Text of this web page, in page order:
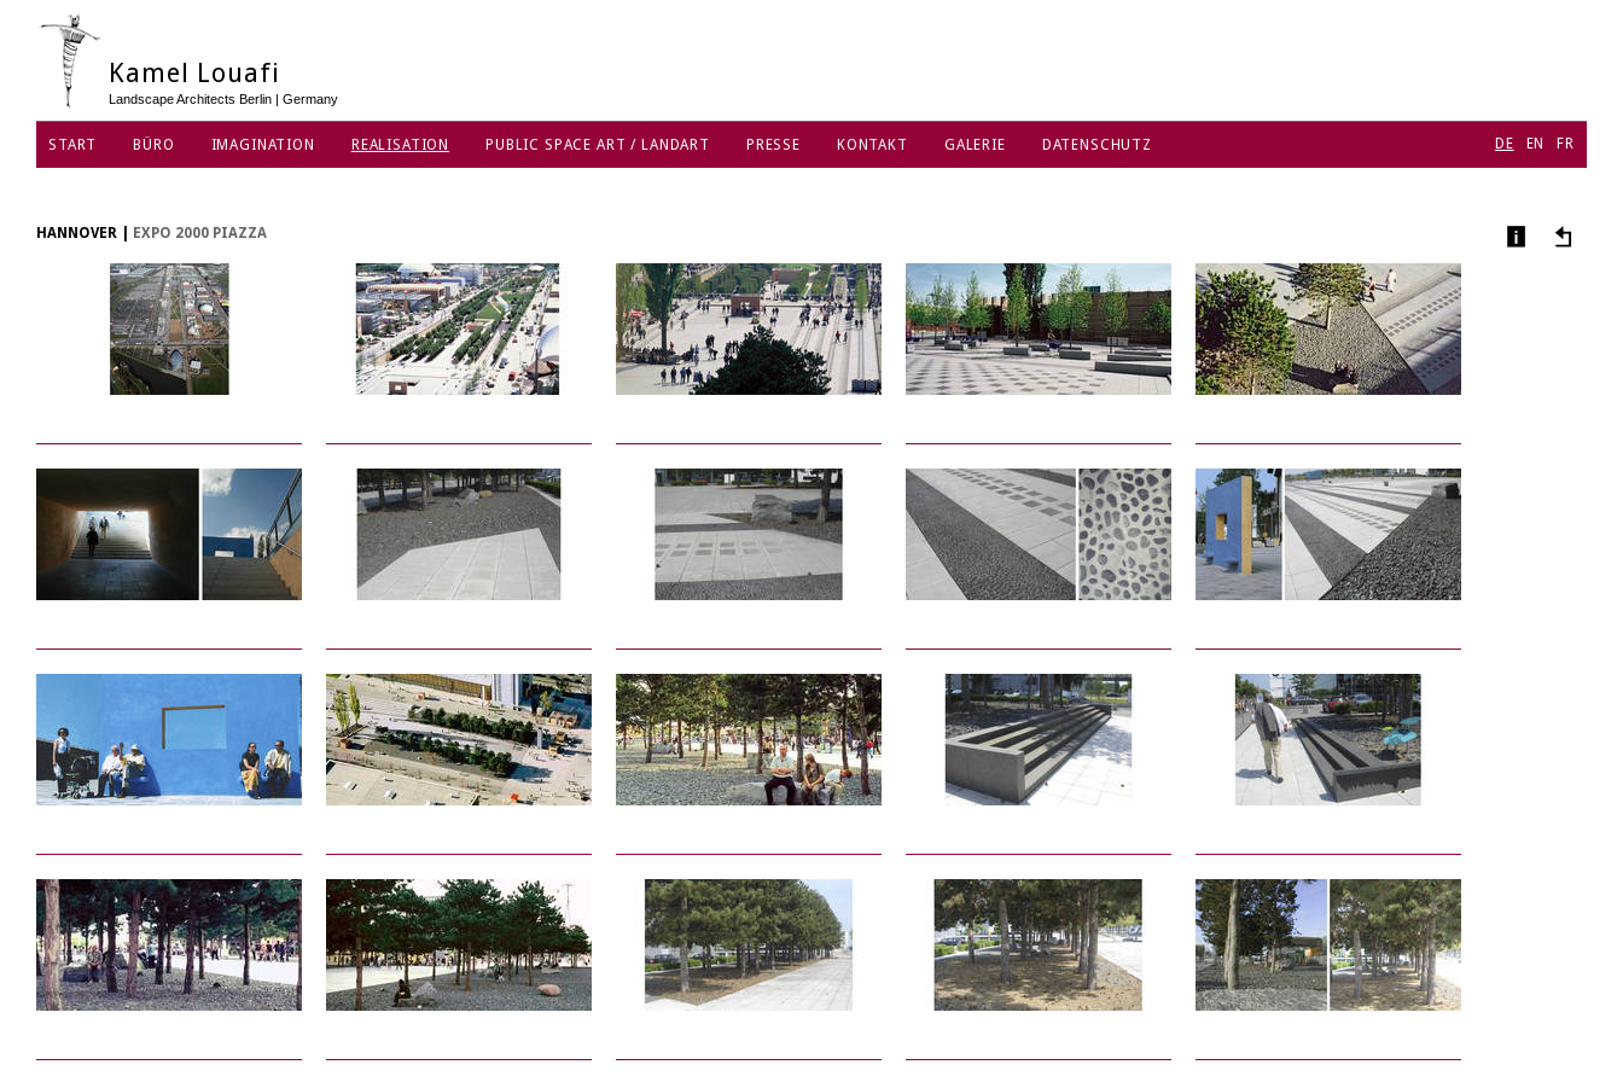
Kamel Louafi
Landscape Architects Berlin | Germany
START BÜRO IMAGINATION REALISATION PUBLIC SPACE ART / LANDART PRESSE KONTAKT GALERIE DATENSCHUTZ DE EN FR
HANNOVER EXPO 2000 PIAZZA